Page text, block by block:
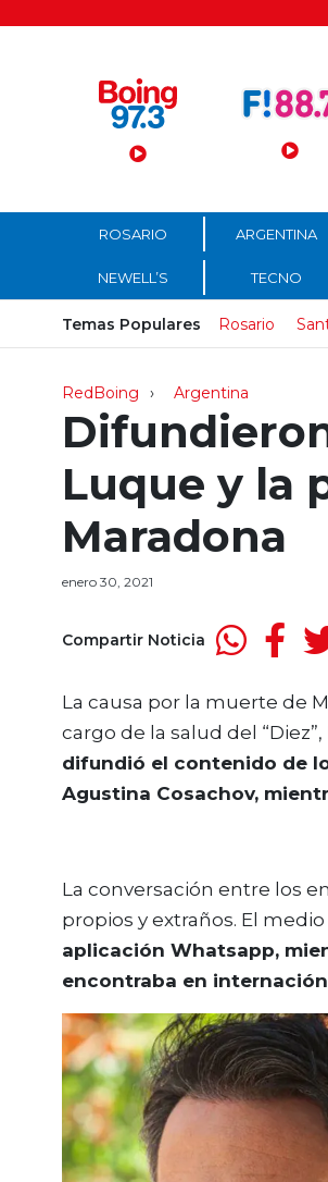
Menú Principal
ROSARIO ARGENTINA
NEWELL’S TECNO
Temas Populares Rosario
RedBoing Argentina
Luque y la
Maradona
enero 30, 2021
Compartir Noticia
La causa por la muerte de
cargo de la salud del
difundió el contenido de
Agustina Cosachov,
La conversación entre los
propios y extraños. El
aplicación Whatsapp,
encontraba en